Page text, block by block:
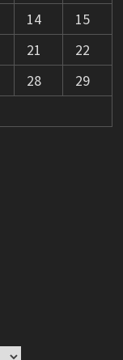
14
15
21
22
28
29